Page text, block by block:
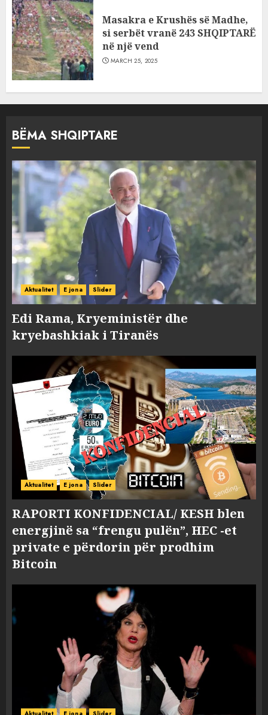
Masakra e Krushës së Madhe,
si serbët vranë 243 SHQIPTARË
në një vend
MARCH 25, 2025
BËMA SHQIPTARE
Aktualitet E jona Slider
Edi Rama, Kryeministër dhe
kryebashkiak i Tiranës
Aktualitet E jona Slider
RAPORTI KONFIDENCIAL/ KESH blen
energjinë sa “frengu pulën”, HEC -et
private e përdorin për prodhim
Bitcoin